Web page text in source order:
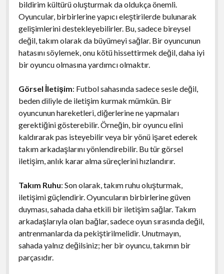
bildirim kültürü oluşturmak da oldukça önemli.
Oyuncular, birbirlerine yapıcı eleştirilerde bulunarak
gelişimlerini destekleyebilirler. Bu, sadece bireysel
değil, takım olarak da büyümeyi sağlar. Bir oyuncunun
hatasını söylemek, onu kötü hissettirmek değil, daha iyi
bir oyuncu olmasına yardımcı olmaktır.
Görsel İletişim: Futbol sahasında sadece sesle değil,
beden diliyle de iletişim kurmak mümkün. Bir
oyuncunun hareketleri, diğerlerine ne yapmaları
gerektiğini gösterebilir. Örneğin, bir oyuncu elini
kaldırarak pas isteyebilir veya bir yönü işaret ederek
takım arkadaşlarını yönlendirebilir. Bu tür görsel
iletişim, anlık karar alma süreçlerini hızlandırır.
Takım Ruhu: Son olarak, takım ruhu oluşturmak,
iletişimi güçlendirir. Oyuncuların birbirlerine güven
duyması, sahada daha etkili bir iletişim sağlar. Takım
arkadaşlarıyla olan bağlar, sadece oyun sırasında değil,
antrenmanlarda da pekiştirilmelidir. Unutmayın,
sahada yalnız değilsiniz; her bir oyuncu, takımın bir
parçasıdır.